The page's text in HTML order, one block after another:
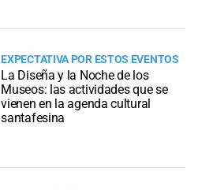
EXPECTATIVA POR ESTOS EVENTOS
La Diseña y la Noche de los
Museos: las actividades que se
vienen en la agenda cultural
santafesina